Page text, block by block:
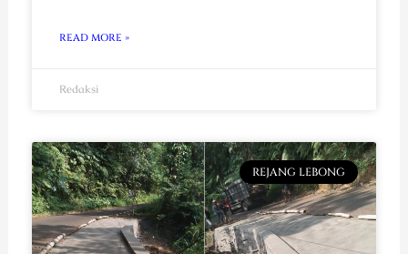
READ MORE »
Redaksi
REJANG LEBONG